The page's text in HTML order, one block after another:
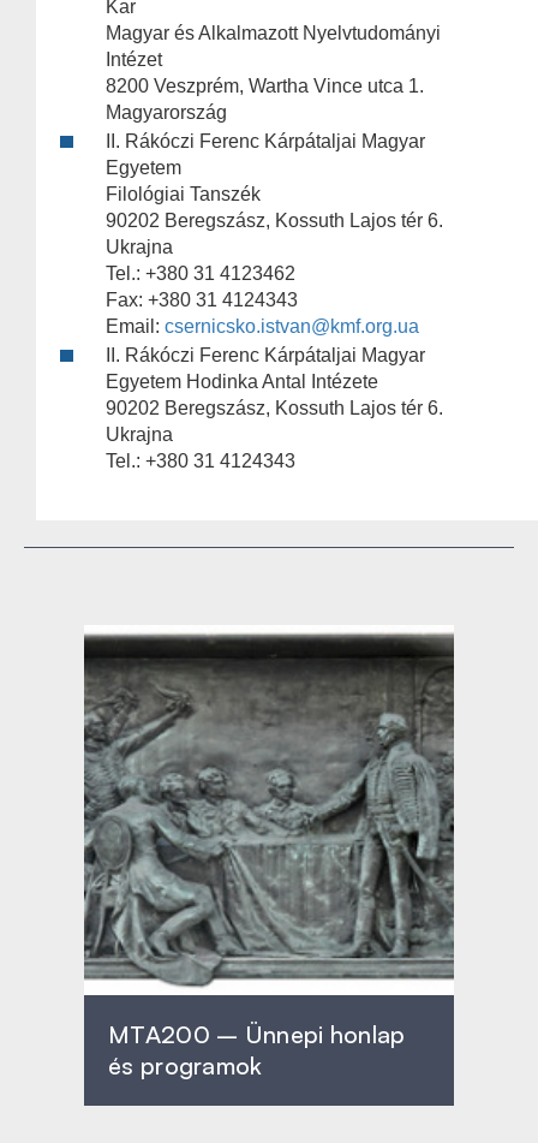
Kar
Magyar és Alkalmazott Nyelvtudományi
Intézet
8200 Veszprém, Wartha Vince utca 1.
Magyarország
II. Rákóczi Ferenc Kárpátaljai Magyar
Egyetem
Filológiai Tanszék
90202 Beregszász, Kossuth Lajos tér 6.
Ukrajna
Tel.: +380 31 4123462
Fax: +380 31 4124343
Email: csernicsko.istvan@kmf.org.ua
II. Rákóczi Ferenc Kárpátaljai Magyar
Egyetem Hodinka Antal Intézete
90202 Beregszász, Kossuth Lajos tér 6.
Ukrajna
Tel.: +380 31 4124343
MTA200 – Ünnepi honlap
és programok